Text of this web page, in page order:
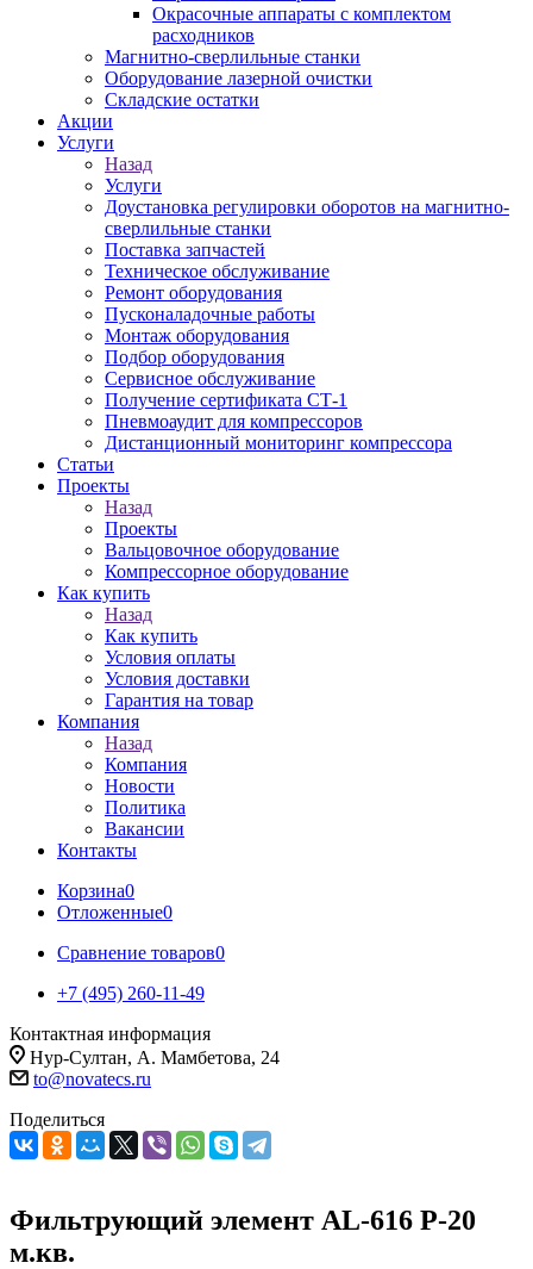
Окрасочные аппараты с комплектом
расходников
Магнитно-сверлильные станки
Оборудование лазерной очистки
Складские остатки
Акции
Услуги
Назад
Услуги
Доустановка регулировки оборотов на магнитно-
сверлильные станки
Поставка запчастей
Техническое обслуживание
Ремонт оборудования
Пусконаладочные работы
Монтаж оборудования
Подбор оборудования
Сервисное обслуживание
Получение сертификата СТ-1
Пневмоаудит для компрессоров
Дистанционный мониторинг компрессора
Статьи
Проекты
Назад
Проекты
Вальцовочное оборудование
Компрессорное оборудование
Как купить
Назад
Как купить
Условия оплаты
Условия доставки
Гарантия на товар
Компания
Назад
Компания
Новости
Политика
Вакансии
Контакты
Корзина0
Отложенные0
Сравнение товаров0
+7 (495) 260-11-49
Контактная информация
Нур-Султан, А. Мамбетова, 24
to@novatecs.ru
Поделиться
Фильтрующий элемент AL-616 P-20
м.кв.